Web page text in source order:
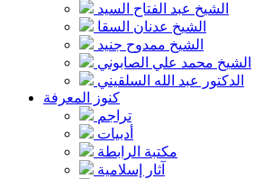
الشيخ عبد الفتاح السيد
الشيخ عدنان السقا
الشيخ ممدوح جنيد
الشيخ محمد علي الصابوني
الدكتور عبد الله السلقيني
كنوز المعرفة
تراجم
أدبيات
مكتبة الرابطة
آثار إسلامية